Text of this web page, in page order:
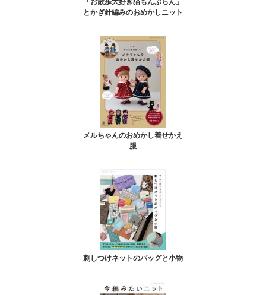
「お散歩大好き猫もんぶらん」
とかぎ針編みのおめかしニット
メルちゃんのおめかし着せかえ
服
刺しつけネットのバッグと小物